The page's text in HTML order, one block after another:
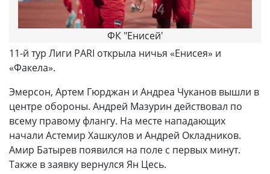
ФК "Енисей'
11-й тур Лиги PARI открыла ничья «Енисея» и
«Факела».
Эмерсон, Артем Гюрджан и Андреа Чуканов вышли в
центре обороны. Андрей Мазурин действовал по
всему правому флангу. На месте нападающих
начали Астемир Хашкулов и Андрей Окладников.
Амир Батырев появился на поле с первых минут.
Также в заявку вернулся Ян Цесь.